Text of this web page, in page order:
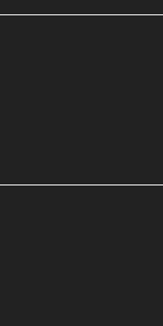
compte client à la